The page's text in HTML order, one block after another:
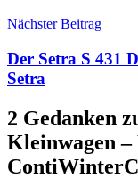
Nächster Beitrag
Der Setra S 431
Setra
2 Gedanken
Kleinwagen